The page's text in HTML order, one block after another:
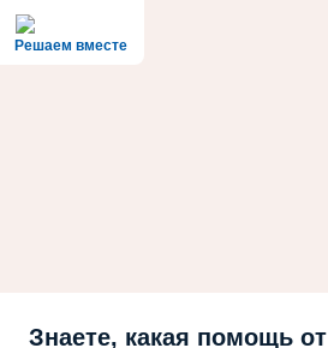
Решаем вместе
Знаете, какая помощь от